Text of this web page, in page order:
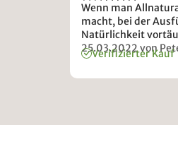
Wenn man
macht, bei der
Natürlichkeit
einzufräsen, dann
25.03.2022von
Verifizierter Kauf